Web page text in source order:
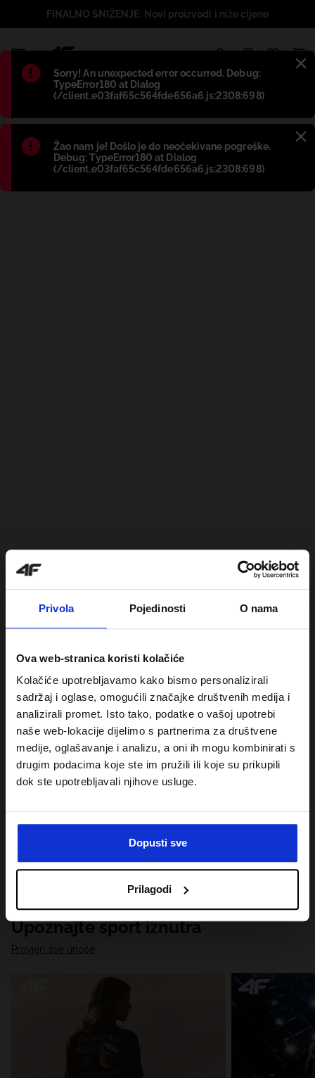
Privola Pojedinosti O nama
Ova web-stranica koristi kolačiće
Kolačiće upotrebljavamo kako bismo personalizirali
sadržaj i oglase, omogućili značajke društvenih medija i
analizirali promet. Isto tako, podatke o vašoj upotrebi
naše web-lokacije dijelimo s partnerima za društvene
medije, oglašavanje i analizu, a oni ih mogu kombinirati s
drugim podacima koje ste im pružili ili koje su prikupili
dok ste upotrebljavali njihove usluge.
Dopusti sve
Prilagodi
Błąd:
Sorry! An unexpected error occurred. Debug:
TypeError180 at Dialog
(/client.e03faf65c564fde656a6.js:2308:698)
Błąd:
Žao nam je! Došlo je do neočekivane pogreške.
Debug: TypeError180 at Dialog
(/client.e03faf65c564fde656a6.js:2308:698)
FINALNO SNIŽENJE: Novi proizvodi i niže cijene
Upoznajte sport iznutra
Provjeri sve unose